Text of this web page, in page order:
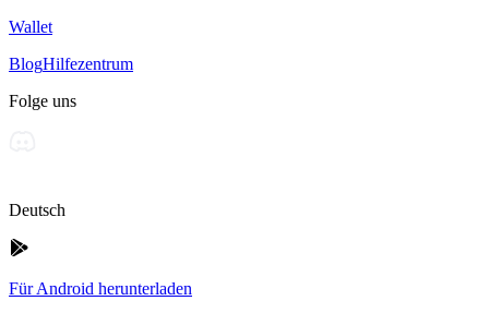
Wallet
BlogHilfezentrum
Folge uns
Deutsch
Für Android herunterladen